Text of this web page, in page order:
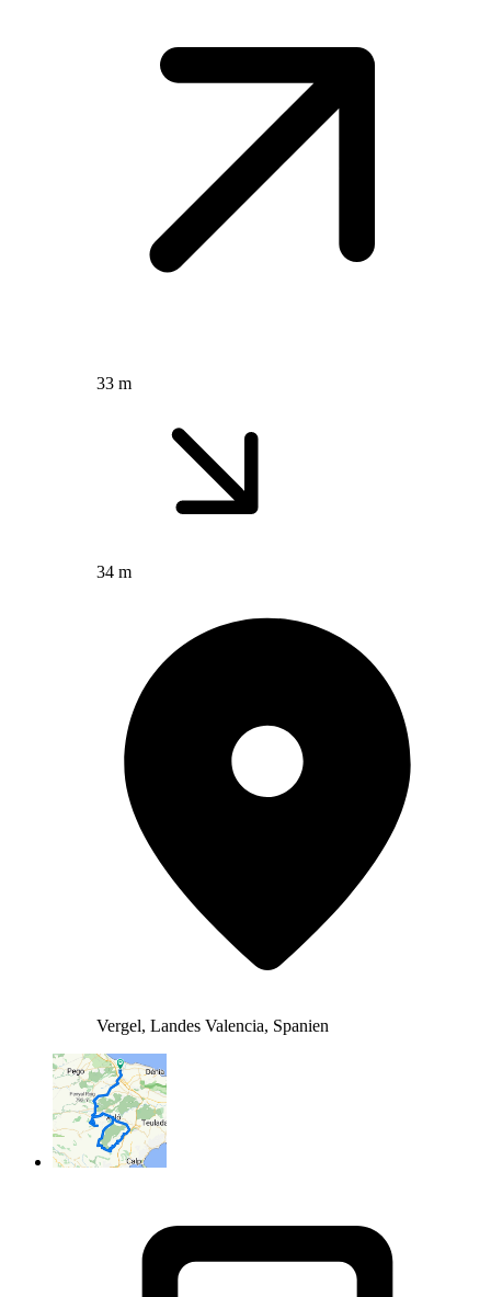
33 m
34 m
Vergel, Landes Valencia, Spanien